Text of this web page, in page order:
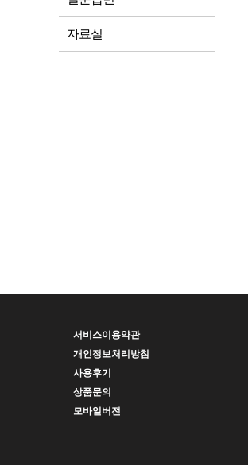
자료실
서비스이용약관
개인정보처리방침
사용후기
상품문의
모바일버전